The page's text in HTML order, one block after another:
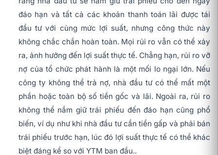
đáo hạn và tất cả các khoản thanh toán lãi được tái
đầu tư với cùng mức lợi suất, nhưng công thức này
không chắc chắn hoàn toàn. Mọi rủi ro vẫn có thể xảy
ra, ảnh hưởng đến lợi suất thực tế. Chẳng hạn, rủi ro vỡ
nợ của tổ chức phát hành là một mối lo ngại lớn. Nếu
công ty không thể trả nợ, nhà đầu tư có thể mất một
phần hoặc toàn bộ số tiền gốc và lãi. Ngoài ra, rủi ro
không thể nắm giữ trái phiếu đến đáo hạn cũng phổ
biến, ví dụ như khi nhà đầu tư cần tiền gấp và phải bán
trái phiếu trước hạn, lúc đó lợi suất thực tế có thể khác
biệt đáng kể so với YTM ban đầu..